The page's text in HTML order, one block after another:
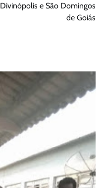
Divinópolis e São Domingos
de Goiás